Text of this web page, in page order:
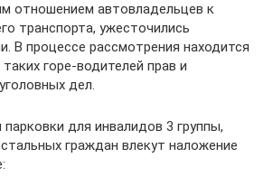
отношением автовладельцев к
транспорта, ужесточились
В процессе рассмотрения находится
горе-водителей прав и
дел.
для инвалидов 3 группы,
граждан влекут наложение